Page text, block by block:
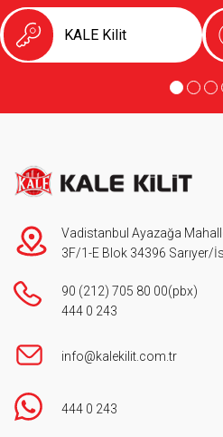
KALE Kilit
Vadistanbul Ayazağa
3F/1-E Blok 34396 Sarıyer/
90 (212) 705 80 00(pbx)
444 0 243
info@kalekilit.com.tr
444 0 243